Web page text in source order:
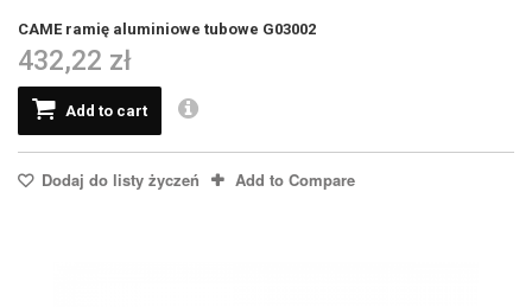
CAME ramię aluminiowe tubowe G03002
432,22 zł
Add to cart
Dodaj do listy życzeń Add to Compare